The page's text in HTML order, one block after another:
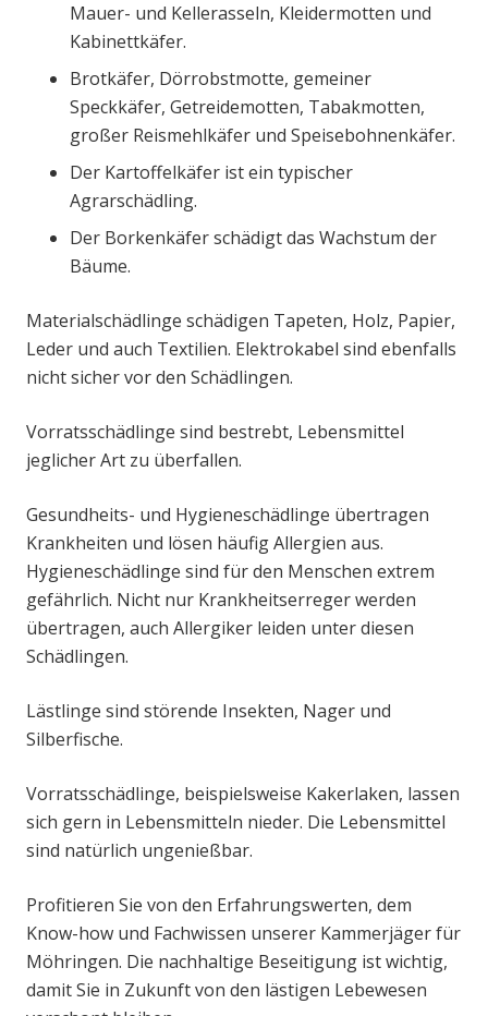
Mauer- und Kellerasseln, Kleidermotten und
Kabinettkäfer.
Brotkäfer, Dörrobstmotte, gemeiner
Speckkäfer, Getreidemotten, Tabakmotten,
großer Reismehlkäfer und Speisebohnenkäfer.
Der Kartoffelkäfer ist ein typischer
Agrarschädling.
Der Borkenkäfer schädigt das Wachstum der
Bäume.
Materialschädlinge schädigen Tapeten, Holz, Papier,
Leder und auch Textilien. Elektrokabel sind ebenfalls
nicht sicher vor den Schädlingen.
Vorratsschädlinge sind bestrebt, Lebensmittel
jeglicher Art zu überfallen.
Gesundheits- und Hygieneschädlinge übertragen
Krankheiten und lösen häufig Allergien aus.
Hygieneschädlinge sind für den Menschen extrem
gefährlich. Nicht nur Krankheitserreger werden
übertragen, auch Allergiker leiden unter diesen
Schädlingen.
Lästlinge sind störende Insekten, Nager und
Silberfische.
Vorratsschädlinge, beispielsweise Kakerlaken, lassen
sich gern in Lebensmitteln nieder. Die Lebensmittel
sind natürlich ungenießbar.
Profitieren Sie von den Erfahrungswerten, dem
Know-how und Fachwissen unserer Kammerjäger für
Möhringen. Die nachhaltige Beseitigung ist wichtig,
damit Sie in Zukunft von den lästigen Lebewesen